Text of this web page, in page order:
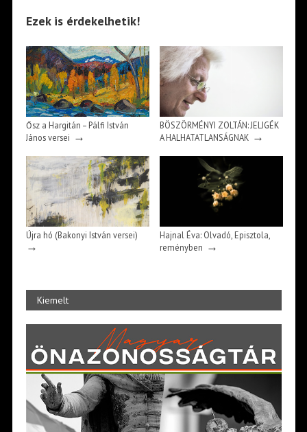
Ezek is érdekelhetik!
Ősz a Hargitán – Pálfi István
János versei →
BÖSZÖRMÉNYI ZOLTÁN: JELIGÉK
A HALHATATLANSÁGNAK→
Újra hó (Bakonyi István versei)
→
Hajnal Éva: Olvadó, Episztola,
reményben →
Kiemelt